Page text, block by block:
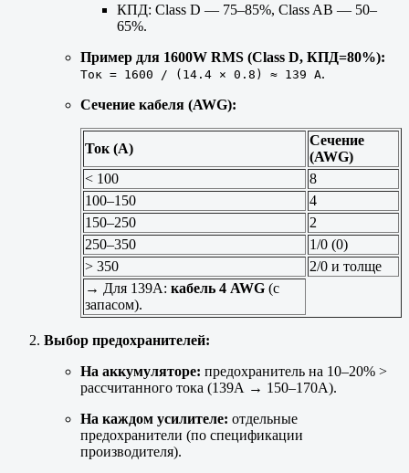
КПД: Class D — 75–85%, Class AB — 50–
65%.
Пример для 1600W RMS (Class D, КПД=80%):
Ток = 1600 / (14.4 × 0.8) ≈ 139 А.
Сечение кабеля (AWG):
Ток (А)
Сечение
(AWG)
< 100
8
100–150
4
150–250
2
250–350
1/0 (0)
> 350
2/0 и толще
→ Для 139А: кабель 4 AWG (с
запасом).
Выбор предохранителей:
На аккумуляторе: предохранитель на 10–20% >
рассчитанного тока (139А → 150–170А).
На каждом усилителе: отдельные
предохранители (по спецификации
производителя).